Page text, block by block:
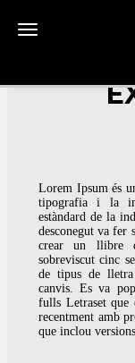
Toggle navigation
Lorem Ipsum és
tipografia i la
estàndard de la
desconegut va fer
crear un llibre
sobreviscut cinc
de tipus de lletra
canvis. Es va
fulls Letraset que
recentment amb
que inclou